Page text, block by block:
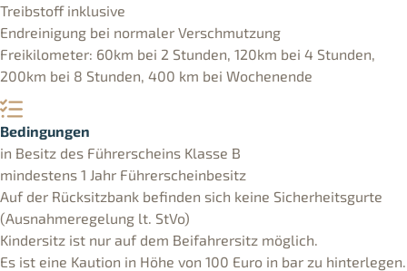
Treibstoff inklusive
Endreinigung bei normaler Verschmutzung
Freikilometer: 60km bei 2 Stunden, 120km bei 4 Stunden,
200km bei 8 Stunden, 400 km bei Wochenende
Bedingungen
in Besitz des Führerscheins Klasse B
mindestens 1 Jahr Führerscheinbesitz
Auf der Rücksitzbank befinden sich keine Sicherheitsgurte
(Ausnahmeregelung lt. StVo)
Kindersitz ist nur auf dem Beifahrersitz möglich.
Es ist eine Kaution in Höhe von 100 Euro in bar zu hinterlegen.